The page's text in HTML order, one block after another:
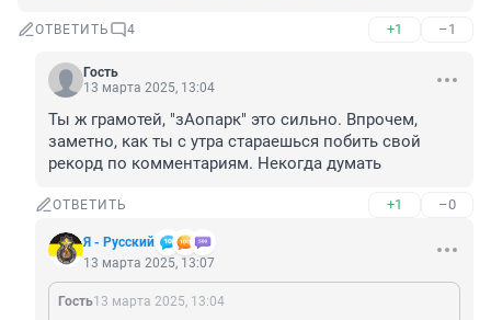
ОТВЕТИТЬ 4 +1 –1
Гость
13 марта 2025, 13:04
Ты ж грамотей, "зАопарк" это сильно. Впрочем,
заметно, как ты с утра стараешься побить свой
рекорд по комментариям. Некогда думать
ОТВЕТИТЬ +1 –0
Я - Русский
13 марта 2025, 13:07
Гость13 марта 2025, 13:04